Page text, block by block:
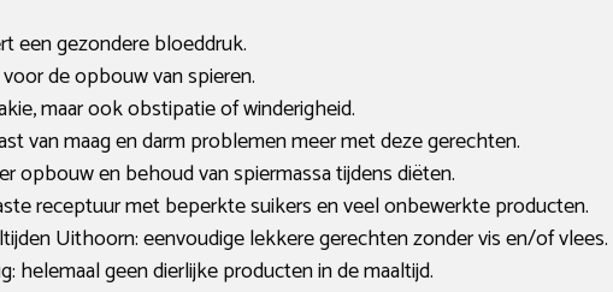
een gezondere bloeddruk.
de opbouw van spieren.
maar ook obstipatie of winderigheid.
van maag en darm problemen meer met deze gerechten.
opbouw en behoud van spiermassa tijdens diëten.
receptuur met beperkte suikers en veel onbewerkte producten.
Uithoorn: eenvoudige lekkere gerechten zonder vis en/of vlees.
helemaal geen dierlijke producten in de maaltijd.